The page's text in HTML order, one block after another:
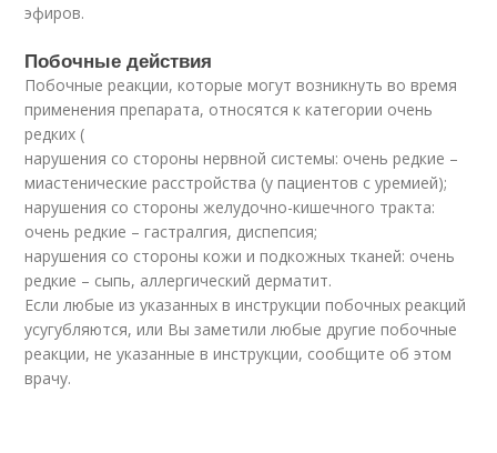
эфиров.
Побочные действия
Побочные реакции, которые могут возникнуть во время
применения препарата, относятся к категории очень
редких (
нарушения со стороны нервной системы: очень редкие –
миастенические расстройства (у пациентов с уремией);
нарушения со стороны желудочно-кишечного тракта:
очень редкие – гастралгия, диспепсия;
нарушения со стороны кожи и подкожных тканей: очень
редкие – сыпь, аллергический дерматит.
Если любые из указанных в инструкции побочных реакций
усугубляются, или Вы заметили любые другие побочные
реакции, не указанные в инструкции, сообщите об этом
врачу.